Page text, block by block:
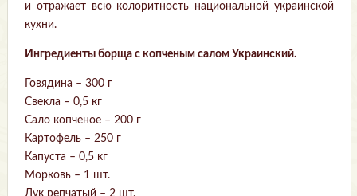
и отражает всю колоритность национальной украинской
кухни.
Ингредиенты борща с копченым салом Украинский.
Говядина – 300 г
Свекла – 0,5 кг
Сало копченое – 200 г
Картофель – 250 г
Капуста – 0,5 кг
Морковь – 1 шт.